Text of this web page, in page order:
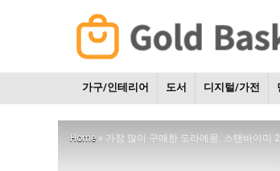
가구/인테리어 도서 디지털/가전
Home » 가장 많이 구매한 도라에몽: 스탠바이미 2